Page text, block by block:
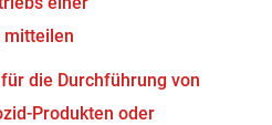
mitteilen
die Durchführung von
Produkten oder